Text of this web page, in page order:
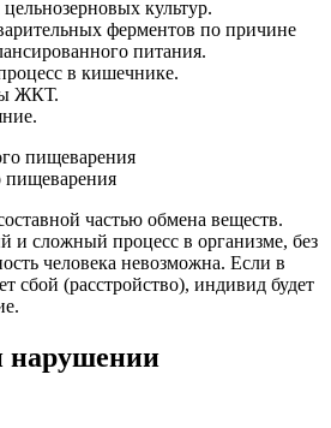
культур.
ферментов по причине
питания.
в кишечнике.
ЖКТ.
частью обмена веществ.
и сложный процесс в организме, без
человека невозможна. Если в
сбой (расстройство), индивид будет